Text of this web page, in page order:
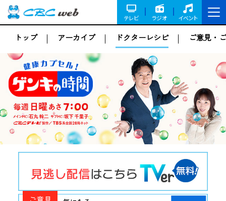
テレビ ラジオ イベント
トップ アーカイブ ドクターレシピ ご意見・